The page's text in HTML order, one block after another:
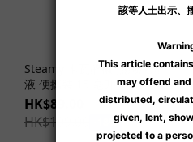
身
裝
高
潮
售完
Steamy 卡瓦醉椒 熱感潤滑
液 便攜裝 15 毫升
HK$89.00
HK$109.00
-18%